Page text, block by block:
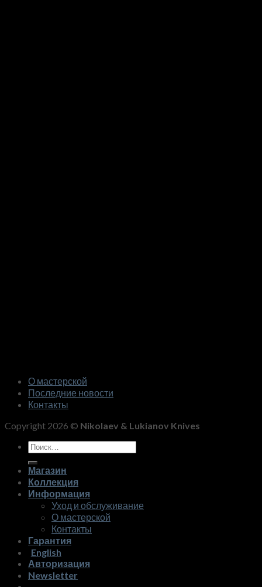
О мастерской
Последние новости
Контакты
Copyright 2026 © Nikolaev & Lukianov Knives
Искать:
Магазин
Коллекция
Информация
Уход и обслуживание
О мастерской
Контакты
Гарантия
English
Авторизация
Newsletter